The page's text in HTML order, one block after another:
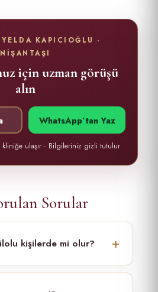
KAPICIOĞLU ·
NİŞANTAŞI
için uzman görüşü
alın
WhatsApp’tan Yaz
kliniğe ulaşır · Bilgileriniz gizli tutulur
Sorular
kişilerde mi olur?